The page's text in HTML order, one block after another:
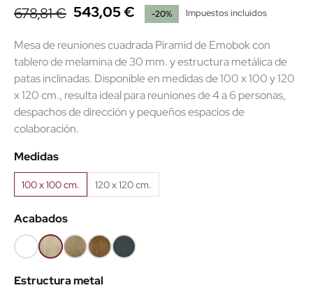
678,81 € 543,05 € -20% Impuestos incluidos
Mesa de reuniones cuadrada Piramid de Emobok con
tablero de melamina de 30 mm. y estructura metálica de
patas inclinadas. Disponible en medidas de 100 x 100 y 120
x 120 cm., resulta ideal para reuniones de 4 a 6 personas,
despachos de dirección y pequeños espacios de
colaboración.
Medidas
100 x 100 cm. 120 x 120 cm.
Acabados
Blanco
(EMB)
Roble
claro
(EMB)
Roble
Nuez
(EMB)
Roble
viejo
(EMB)
Antracita
(EMB)
Estructura metal